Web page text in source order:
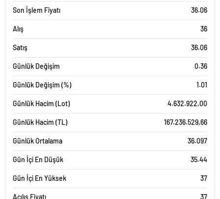
Son İşlem Fiyatı 36.06
Alış 36
Satış 36.06
Günlük Değişim 0.36
Günlük Değişim (%) 1.01
Günlük Hacim (Lot) 4.632.922,00
Günlük Hacim (TL) 167.236.529,66
Günlük Ortalama 36.097
Gün İçi En Düşük 35.44
Gün İçi En Yüksek 37
Açılış Fiyatı 37